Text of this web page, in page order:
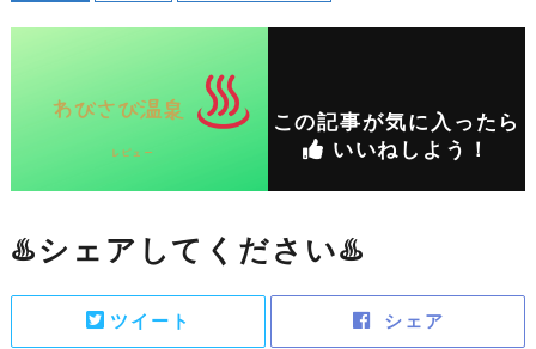
この記事が気に入ったら
いいねしよう！
♨️シェアしてください♨️
ツイート シェア